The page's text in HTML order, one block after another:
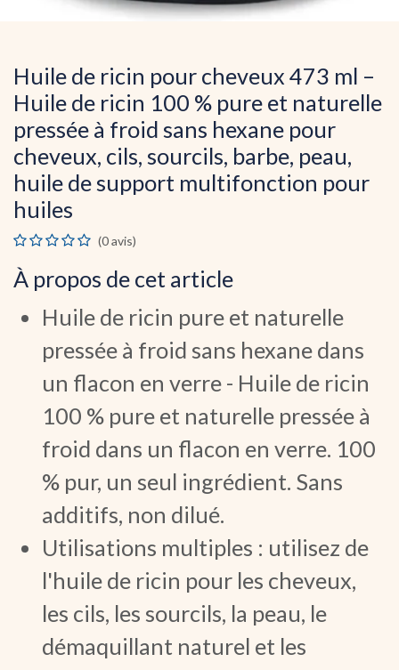
Huile de ricin pour cheveux 473 ml –
Huile de ricin 100 % pure et naturelle
pressée à froid sans hexane pour
cheveux, cils, sourcils, barbe, peau,
huile de support multifonction pour
huiles
(0 avis)
À propos de cet article
Huile de ricin pure et naturelle
pressée à froid sans hexane dans
un flacon en verre - Huile de ricin
100 % pure et naturelle pressée à
froid dans un flacon en verre. 100
% pur, un seul ingrédient. Sans
additifs, non dilué.
Utilisations multiples : utilisez de
l'huile de ricin pour les cheveux,
les cils, les sourcils, la peau, le
démaquillant naturel et les